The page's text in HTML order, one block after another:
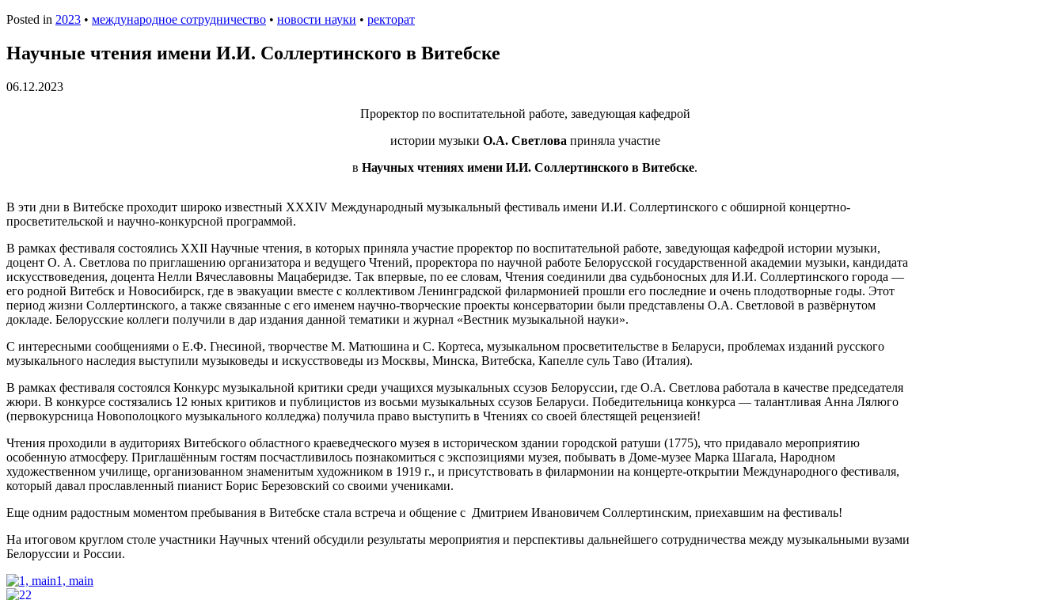
Posted in 2023 • международное сотрудничество • новости науки • ректорат
Научные чтения имени И.И. Соллертинского в Витебске
06.12.2023
Проректор по воспитательной работе, заведующая кафедрой
истории музыки О.А. Светлова приняла участие
в Научных чтениях имени И.И. Соллертинского в Витебске.
В эти дни в Витебске проходит широко известный XXXIV Международный музыкальный фестиваль имени И.И. Соллертинского с обширной концертно-
просветительской и научно-конкурсной программой.
В рамках фестиваля состоялись XXII Научные чтения, в которых приняла участие проректор по воспитательной работе, заведующая кафедрой истории музыки,
доцент О. А. Светлова по приглашению организатора и ведущего Чтений, проректора по научной работе Белорусской государственной академии музыки, кандидата
искусствоведения, доцента Нелли Вячеславовны Мацаберидзе. Так впервые, по ее словам, Чтения соединили два судьбоносных для И.И. Соллертинского города —
его родной Витебск и Новосибирск, где в эвакуации вместе с коллективом Ленинградской филармонией прошли его последние и очень плодотворные годы. Этот
период жизни Соллертинского, а также связанные с его именем научно-творческие проекты консерватории были представлены О.А. Светловой в развёрнутом
докладе. Белорусские коллеги получили в дар издания данной тематики и журнал «Вестник музыкальной науки».
С интересными сообщениями о Е.Ф. Гнесиной, творчестве М. Матюшина и С. Кортеса, музыкальном просветительстве в Беларуси, проблемах изданий русского
музыкального наследия выступили музыковеды и искусствоведы из Москвы, Минска, Витебска, Капелле суль Таво (Италия).
В рамках фестиваля состоялся Конкурс музыкальной критики среди учащихся музыкальных ссузов Белоруссии, где О.А. Светлова работала в качестве председателя
жюри. В конкурсе состязались 12 юных критиков и публицистов из восьми музыкальных ссузов Беларуси. Победительница конкурса — талантливая Анна Лялюго
(первокурсница Новополоцкого музыкального колледжа) получила право выступить в Чтениях со своей блестящей рецензией!
Чтения проходили в аудиториях Витебского областного краеведческого музея в историческом здании городской ратуши (1775), что придавало мероприятию
особенную атмосферу. Приглашённым гостям посчастливилось познакомиться с экспозициями музея, побывать в Доме-музее Марка Шагала, Народном
художественном училище, организованном знаменитым художником в 1919 г., и присутствовать в филармонии на концерте-открытии Международного фестиваля,
который давал прославленный пианист Борис Березовский со своими учениками.
Еще одним радостным моментом пребывания в Витебске стала встреча и общение с Дмитрием Ивановичем Соллертинским, приехавшим на фестиваль!
На итоговом круглом столе участники Научных чтений обсудили результаты мероприятия и перспективы дальнейшего сотрудничества между музыкальными вузами
Белоруссии и России.
1, main
2